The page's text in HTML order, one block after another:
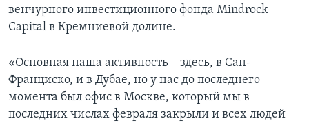
венчурного инвестиционного фонда Mindrock
Capital в Кремниевой долине.
«Основная наша активность – здесь, в Сан-
Франциско, и в Дубае, но у нас до последнего
момента был офис в Москве, который мы в
последних числах февраля закрыли и всех людей